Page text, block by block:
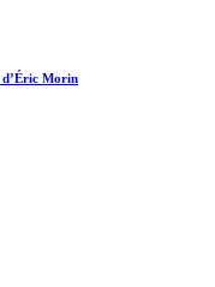
d’Éric Morin